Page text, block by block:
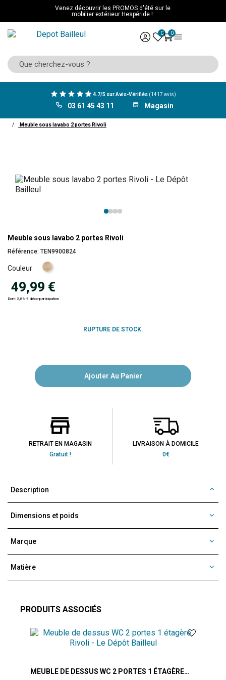
Venez découvrir les PROMOS d'été sur le
mobilier extérieur Hespéride !
0 0
4.7/5 sur Avis-Vérifiés (1417 avis)
03 61 45 43 11 Magasin
Meuble sous lavabo 2 portes Rivoli
Meuble sous lavabo 2 portes Rivoli
Référence: TEN9900824
Couleur
Naturel
49,99 €
Dont 2,86 € d'éco-participation
RUPTURE DE STOCK.
Ajouter Au Panier
RETRAIT EN MAGASIN
Gratuit !
LIVRAISON À DOMICILE
0€
Description
Dimensions et poids
Marque
Matière
PRODUITS ASSOCIÉS
MEUBLE DE DESSUS WC 2 PORTES 1 ÉTAGÈRE